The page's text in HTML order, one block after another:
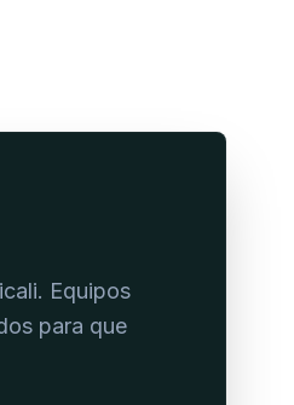
Equipos
para que